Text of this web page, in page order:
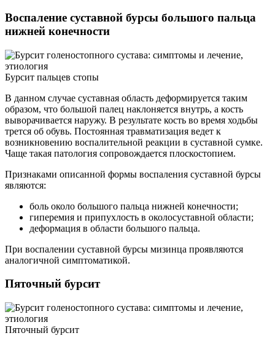
Воспаление суставной бурсы большого пальца
нижней конечности
Бурсит пальцев стопы
В данном случае суставная область деформируется таким
образом, что большой палец наклоняется внутрь, а кость
выворачивается наружу. В результате кость во время ходьбы
трется об обувь. Постоянная травматизация ведет к
возникновению воспалительной реакции в суставной сумке.
Чаще такая патология сопровождается плоскостопием.
Признаками описанной формы воспаления суставной бурсы
являются:
боль около большого пальца нижней конечности;
гиперемия и припухлость в околосуставной области;
деформация в области большого пальца.
При воспалении суставной бурсы мизинца проявляются
аналогичной симптоматикой.
Пяточный бурсит
Пяточный бурсит